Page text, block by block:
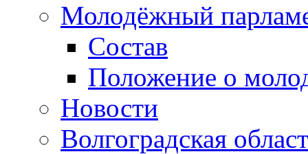
Молодёжный
Состав
Положение о
Новости
Волгоградская